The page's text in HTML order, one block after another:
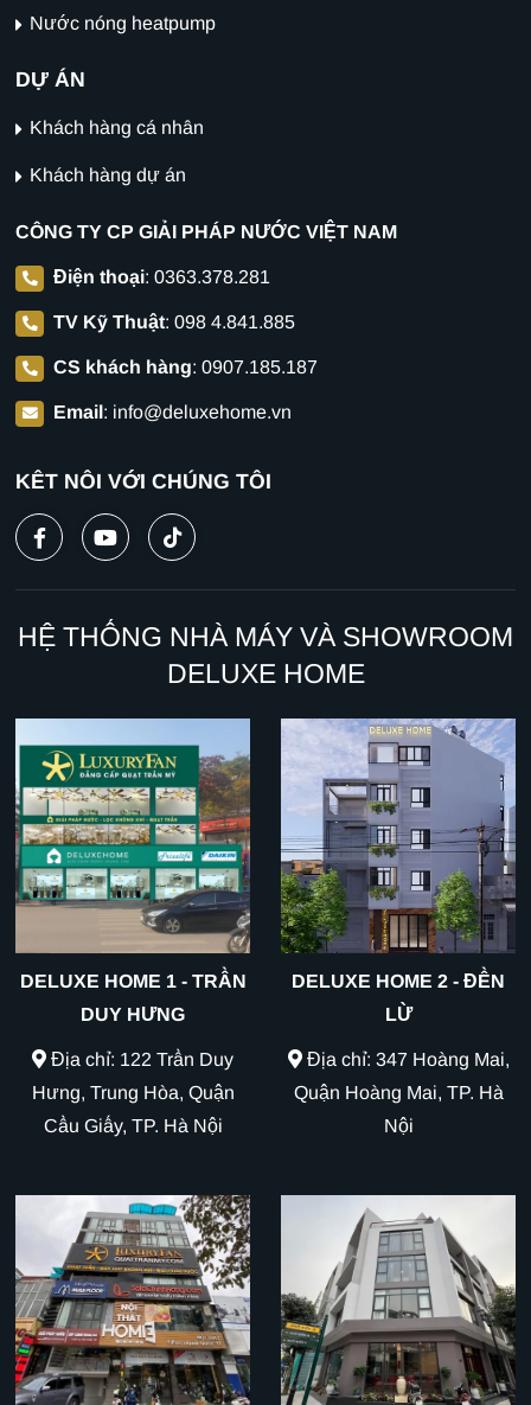
CÔNG TY CP GIẢI PHÁP NƯỚC VIỆT NAM
Điện thoại: 0363.378.281
TV Kỹ Thuật: 098 4.841.885
CS khách hàng: 0907.185.187
Email: info@deluxehome.vn
Nước nóng heatpump
DỰ ÁN
Khách hàng cá nhân
Khách hàng dự án
KẾT NỐI VỚI CHÚNG TÔI
HỆ THỐNG NHÀ MÁY VÀ SHOWROOM
DELUXE HOME
DELUXE HOME 1 - TRẦN
DUY HƯNG
Địa chỉ: 122 Trần Duy
Hưng, Trung Hòa, Quận
Cầu Giấy, TP. Hà Nội
DELUXE HOME 2 - ĐỀN
LỪ
Địa chỉ: 347 Hoàng Mai,
Quận Hoàng Mai, TP. Hà
Nội